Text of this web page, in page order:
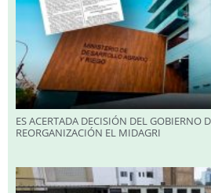
ES ACERTADA DECISIÓN DEL GOBIERNO
REORGANIZACIÓN EL MIDAGRI